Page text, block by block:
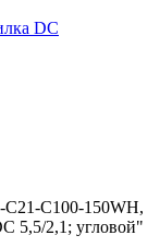
DC
C21-C100-150WH,
5,5/2,1; угловой"